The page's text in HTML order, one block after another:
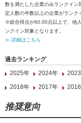
数を満たした企業のみランクイン
定人数の半数以上の企業がランク
※総合得点が60.00点以上で、他
ンクイン対象となります。
≫ 詳細はこちら
過去ランキング
2025年
2024年
2018年
2017年
推奨意向